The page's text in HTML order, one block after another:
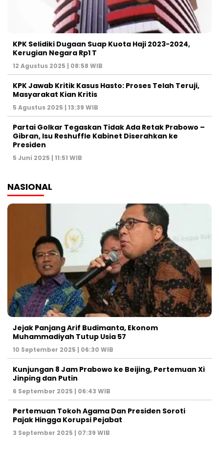
KPK Selidiki Dugaan Suap Kuota Haji 2023-2024,
Kerugian Negara Rp1 T
12 Agustus 2025 | 08:58 WIB
KPK Jawab Kritik Kasus Hasto: Proses Telah Teruji,
Masyarakat Kian Kritis
5 Agustus 2025 | 13:39 WIB
Partai Golkar Tegaskan Tidak Ada Retak Prabowo –
Gibran, Isu Reshuffle Kabinet Diserahkan ke
Presiden
5 Juni 2025 | 11:51 WIB
NASIONAL
Jejak Panjang Arif Budimanta, Ekonom
Muhammadiyah Tutup Usia 57
10 September 2025 | 06:30 WIB
Kunjungan 8 Jam Prabowo ke Beijing, Pertemuan Xi
Jinping dan Putin
6 September 2025 | 06:43 WIB
Pertemuan Tokoh Agama Dan Presiden Soroti
Pajak Hingga Korupsi Pejabat
3 September 2025 | 07:39 WIB